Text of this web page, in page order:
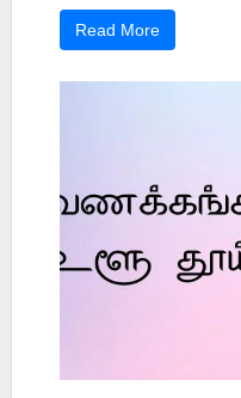
Read More